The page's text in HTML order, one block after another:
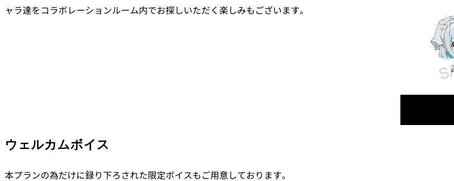
ャラ達をコラボレーションルーム内でお探しいただく楽しみもございます。
ウェルカムボイス
本プランの為だけに録り下ろされた限定ボイスもご用意しております。